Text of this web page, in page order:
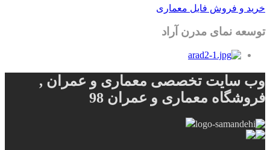
خرید و فروش فایل معماری
توسعه نمای مدرن آراد
وب سایت تخصصی معماری و عمران ,
فروشگاه معماری و عمران 98